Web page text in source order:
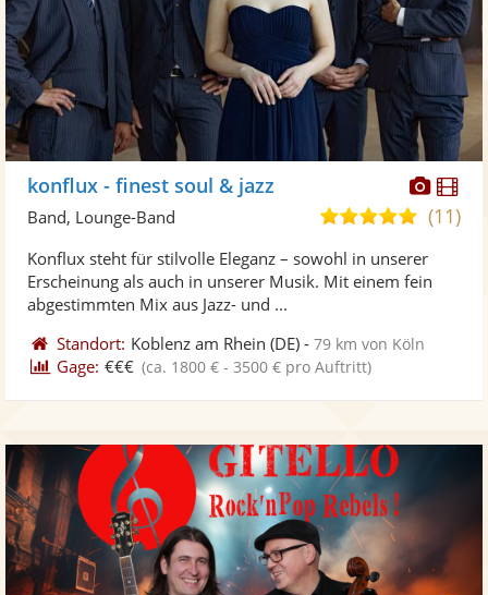
konflux - finest soul & jazz
5,0
5
(11)
Band, Lounge-Band
Konflux steht für stilvolle Eleganz – sowohl in unserer
Erscheinung als auch in unserer Musik. Mit einem fein
abgestimmten Mix aus Jazz- und ...
Standort: Koblenz am Rhein (DE) -79 km von Köln
Gage: €€€ (ca. 1800 € - 3500 € pro Auftritt)